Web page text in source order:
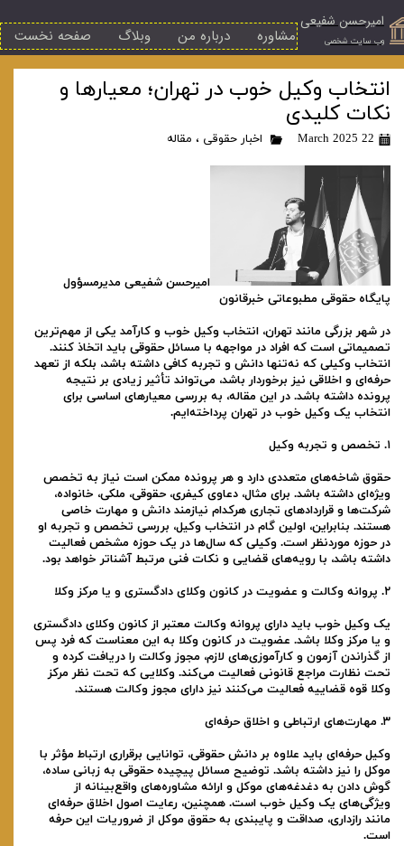
صفحه نخست وبلاگ درباره من مشاوره
امیرحسن شفیعی
​وب سایت شخصی
انتخاب وکیل خوب در تهران؛ معیارها و
نکات کلیدی
22 March 2025 اخبار حقوقی ، مقاله
امیرحسن شفیعی مدیرمسؤول
پایگاه حقوقی مطبوعاتی خبرقانون
در شهر بزرگی مانند تهران، انتخاب وکیل خوب و کارآمد یکی از مهم‌ترین
تصمیماتی است که افراد در مواجهه با مسائل حقوقی باید اتخاذ کنند.
انتخاب وکیلی که نه‌تنها دانش و تجربه کافی داشته باشد، بلکه از تعهد
حرفه‌ای و اخلاقی نیز برخوردار باشد، می‌تواند تأثیر زیادی بر نتیجه
پرونده داشته باشد. در این مقاله، به بررسی معیارهای اساسی برای
انتخاب یک وکیل خوب در تهران پرداخته‌ایم.
۱. تخصص و تجربه وکیل
حقوق شاخه‌های متعددی دارد و هر پرونده ممکن است نیاز به تخصص
ویژه‌ای داشته باشد. برای مثال، دعاوی کیفری، حقوقی، ملکی، خانواده،
شرکت‌ها و قراردادهای تجاری هرکدام نیازمند دانش و مهارت خاصی
هستند. بنابراین، اولین گام در انتخاب وکیل، بررسی تخصص و تجربه او
در حوزه موردنظر است. وکیلی که سال‌ها در یک حوزه مشخص فعالیت
داشته باشد، با رویه‌های قضایی و نکات فنی مرتبط آشناتر خواهد بود.
۲. پروانه وکالت و عضویت در کانون وکلای دادگستری و یا مرکز وکلا
یک وکیل خوب باید دارای پروانه وکالت معتبر از کانون وکلای دادگستری
و یا مرکز وکلا باشد. عضویت در کانون وکلا به این معناست که فرد پس
از گذراندن آزمون و کارآموزی‌های لازم، مجوز وکالت را دریافت کرده و
تحت نظارت مراجع قانونی فعالیت می‌کند. وکلایی که تحت نظر مرکز
وکلا قوه قضاییه فعالیت می‌کنند نیز دارای مجوز وکالت هستند.
۳. مهارت‌های ارتباطی و اخلاق حرفه‌ای
وکیل حرفه‌ای باید علاوه بر دانش حقوقی، توانایی برقراری ارتباط مؤثر با
موکل را نیز داشته باشد. توضیح مسائل پیچیده حقوقی به زبانی ساده،
گوش دادن به دغدغه‌های موکل و ارائه مشاوره‌های واقع‌بینانه از
ویژگی‌های یک وکیل خوب است. همچنین، رعایت اصول اخلاق حرفه‌ای
مانند رازداری، صداقت و پایبندی به حقوق موکل از ضروریات این حرفه
است.